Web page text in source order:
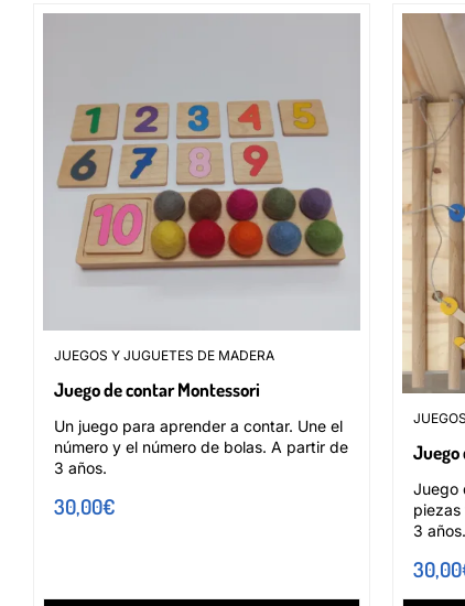
JUEGOS Y JUGUETES DE MADERA
Juego de contar Montessori
Un juego para aprender a contar. Une el
número y el número de bolas. A partir de
3 años.
30,00€
Juego
Juego
3 años.
30,00